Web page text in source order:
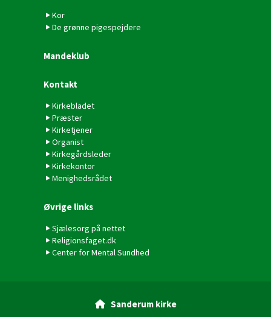
Kor
De grønne pigespejdere
Mandeklub
Kontakt
Kirkebladet
Præster
Kirketjener
Organist
Kirkegårdsleder
Kirkekontor
Menighedsrådet
Øvrige links
Sjælesorg på nettet
Religionsfaget.dk
Center for Mental Sundhed
Sanderum kirke